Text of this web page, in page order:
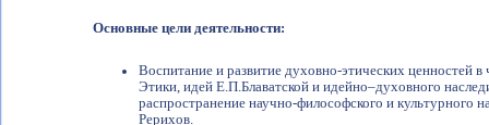
Основные цели деятельности:
Воспитание и развитие духовно-этических ценностей
Этики, идей Е.П.Блаватской и идейно–духовного
распространение научно-философского и культурного
Рерихов.